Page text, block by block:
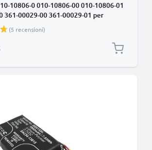
10806-0 010-10806-00 010-10806-01
361-00029-00 361-00029-01 per
DC20 DC30 DC40, Astro 320, Dog
ricambio da 2600mAh per collare o
dimensioni e modello per la
(5 recensioni)